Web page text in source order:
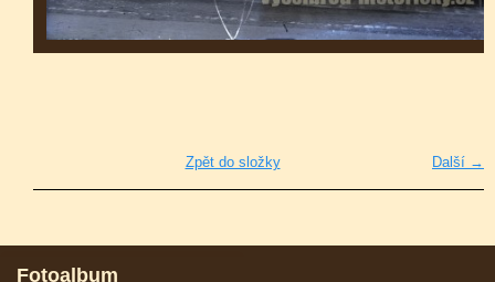
Další →
Zpět do složky
Fotoalbum